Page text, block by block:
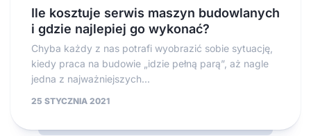
Ile kosztuje serwis maszyn budowlanych
i gdzie najlepiej go wykonać?
Chyba każdy z nas potrafi wyobrazić sobie sytuację,
kiedy praca na budowie „idzie pełną parą”, aż nagle
jedna z najważniejszych...
25 STYCZNIA 2021